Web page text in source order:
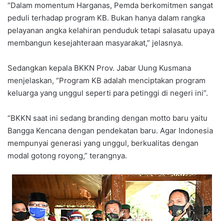
“Dalam momentum Harganas, Pemda berkomitmen sangat
peduli terhadap program KB. Bukan hanya dalam rangka
pelayanan angka kelahiran penduduk tetapi salasatu upaya
membangun kesejahteraan masyarakat,” jelasnya.
Sedangkan kepala BKKN Prov. Jabar Uung Kusmana
menjelaskan, “Program KB adalah menciptakan program
keluarga yang unggul seperti para petinggi di negeri ini”.
“BKKN saat ini sedang branding dengan motto baru yaitu
Bangga Kencana dengan pendekatan baru. Agar Indonesia
mempunyai generasi yang unggul, berkualitas dengan
modal gotong royong,” terangnya.